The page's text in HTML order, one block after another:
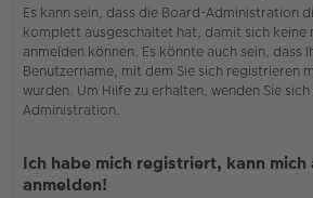
Es kann sein, dass die Board-Administration
komplett ausgeschaltet hat, damit sich keine
anmelden können. Es könnte auch sein, dass
Benutzername, mit dem Sie sich registrieren
wurden. Um Hilfe zu erhalten, wenden Sie
Administration.
Ich habe mich registriert, kann
anmelden!